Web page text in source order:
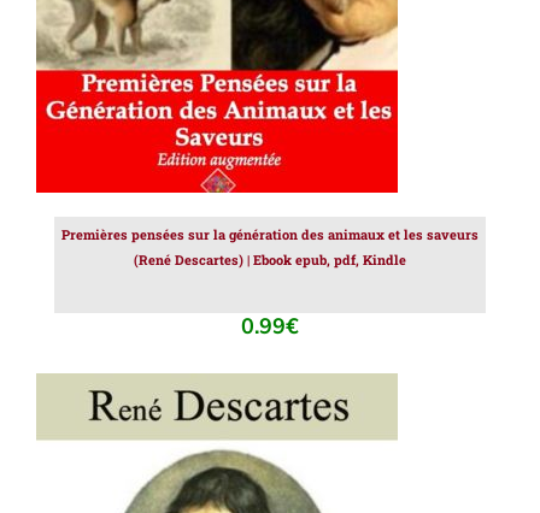
Premières pensées sur la génération des animaux et les saveurs
(René Descartes) | Ebook epub, pdf, Kindle
0.99€